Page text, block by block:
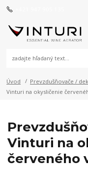
Úvod Prevzdušňovače /
Vinturi na okysličenie
Vinturi na
červeného